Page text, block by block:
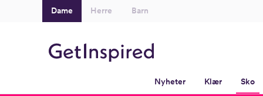
Dame Herre Barn
Nyheter Klær Sko